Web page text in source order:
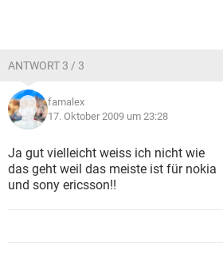
ANTWORT 3 / 3
famalex
17. Oktober 2009 um 23:28
Ja gut vielleicht weiss ich nicht wie
das geht weil das meiste ist für nokia
und sony ericsson!!